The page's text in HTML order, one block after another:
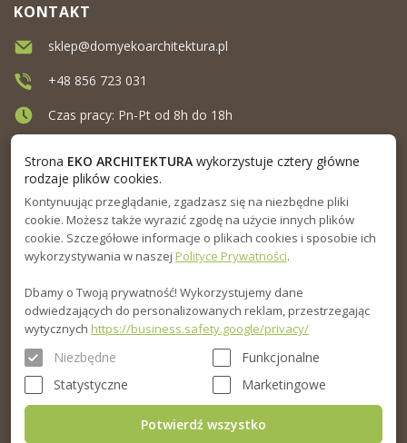
MENU
INFORMACJA
PORADNIK
KONTAKT
sklep@domyekoarchitektura.pl
+48 856 723 031
Czas pracy: Pn-Pt od 8h do 18h
Strona EKO ARCHITEKTURAwykorzystuje cztery główne
rodzaje plików cookies.
Kontynuując przeglądanie, zgadzasz się na niezbędne pliki
cookie. Możesz także wyrazić zgodę na użycie innych plików
cookie. Szczegółowe informacje o plikach cookies i sposobie ich
wykorzystywania w naszej Polityce Prywatności.
Dbamy o Twoją prywatność! Wykorzystujemy dane
odwiedzających do personalizowanych reklam, przestrzegając
wytycznych https://business.safety.google/privacy/
Niezbędne
Funkcjonalne
Statystyczne
Marketingowe
Potwierdź wszystko